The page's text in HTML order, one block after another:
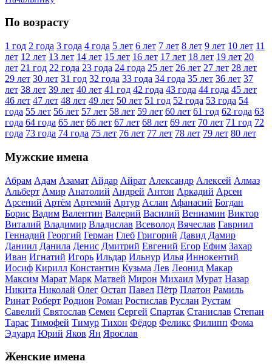
По возрасту
1 год 2 года 3 года 4 года 5 лет 6 лет 7 лет 8 лет 9 лет 10 лет 11
лет 12 лет 13 лет 14 лет 15 лет 16 лет 17 лет 18 лет 19 лет 20
лет 21 год 22 года 23 года 24 года 25 лет 26 лет 27 лет 28 лет
29 лет 30 лет 31 год 32 года 33 года 34 года 35 лет 36 лет 37
лет 38 лет 39 лет 40 лет 41 год 42 года 43 года 44 года 45 лет
46 лет 47 лет 48 лет 49 лет 50 лет 51 год 52 года 53 года 54
года 55 лет 56 лет 57 лет 58 лет 59 лет 60 лет 61 год 62 года 63
года 64 года 65 лет 66 лет 67 лет 68 лет 69 лет 70 лет 71 год 72
года 73 года 74 года 75 лет 76 лет 77 лет 78 лет 79 лет 80 лет
Мужские имена
Абрам Адам Азамат Айдар Айрат Александр Алексей Алмаз
Альберт Амир Анатолий Андрей Антон Аркадий Арсен
Арсений Артём Артемий Артур Аслан Афанасий Богдан
Борис Вадим Валентин Валерий Василий Вениамин Виктор
Виталий Владимир Владислав Всеволод Вячеслав Гавриил
Геннадий Георгий Герман Глеб Григорий Давид Дамир
Даниил Данила Денис Дмитрий Евгений Егор Ефим Захар
Иван Игнатий Игорь Ильдар Ильнур Илья Иннокентий
Иосиф Кирилл Константин Кузьма Лев Леонид Макар
Максим Марат Марк Матвей Мирон Михаил Мурат Назар
Никита Николай Олег Остап Павел Пётр Платон Рамиль
Ринат Роберт Родион Роман Ростислав Руслан Рустам
Савелий Святослав Семен Сергей Спартак Станислав Степан
Тарас Тимофей Тимур Тихон Фёдор Феликс Филипп Фома
Эдуард Юрий Яков Ян Ярослав
Женские имена